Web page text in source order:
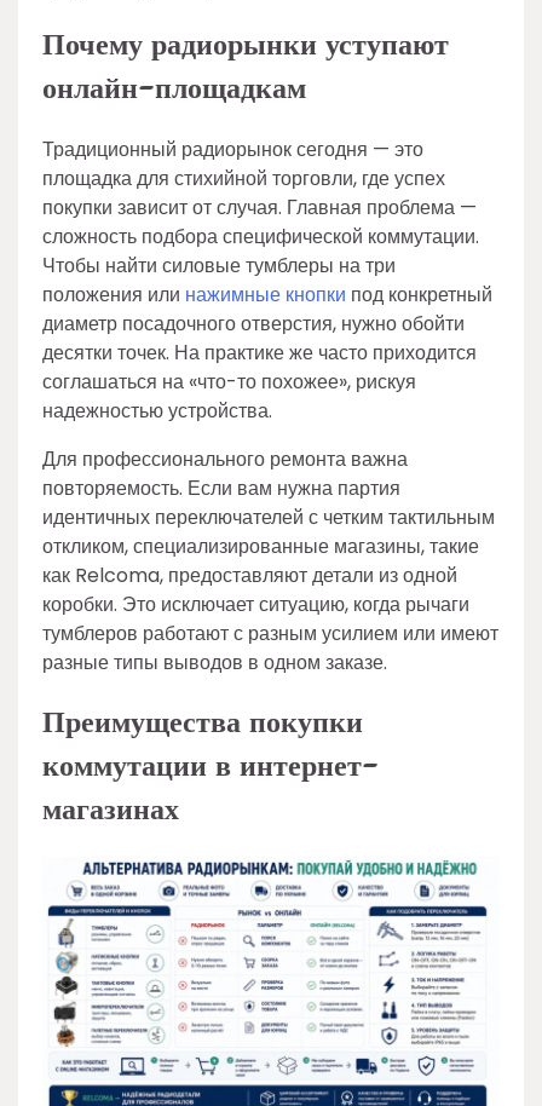
Почему радиорынки уступают
онлайн-площадкам
Традиционный радиорынок сегодня — это
площадка для стихийной торговли, где успех
покупки зависит от случая. Главная проблема —
сложность подбора специфической коммутации.
Чтобы найти силовые тумблеры на три
положения или нажимные кнопки под конкретный
диаметр посадочного отверстия, нужно обойти
десятки точек. На практике же часто приходится
соглашаться на «что-то похожее», рискуя
надежностью устройства.
Для профессионального ремонта важна
повторяемость. Если вам нужна партия
идентичных переключателей с четким тактильным
откликом, специализированные магазины, такие
как Relcoma, предоставляют детали из одной
коробки. Это исключает ситуацию, когда рычаги
тумблеров работают с разным усилием или имеют
разные типы выводов в одном заказе.
Преимущества покупки
коммутации в интернет-
магазинах